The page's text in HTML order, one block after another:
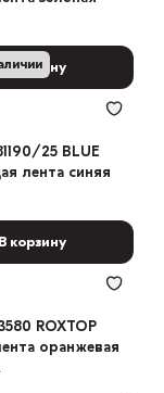
корзину
25 BLUE
лента синяя
В корзину
ROXTOP
оранжевая